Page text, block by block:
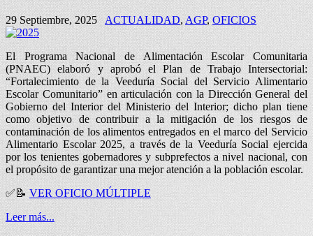
29 Septiembre, 2025 ACTUALIDAD,AGP,OFICIOS
El Programa Nacional de Alimentación Escolar Comunitaria
(PNAEC) elaboró y aprobó el Plan de Trabajo Intersectorial:
“Fortalecimiento de la Veeduría Social del Servicio Alimentario
Escolar Comunitario” en articulación con la Dirección General del
Gobierno del Interior del Ministerio del Interior; dicho plan tiene
como objetivo de contribuir a la mitigación de los riesgos de
contaminación de los alimentos entregados en el marco del Servicio
Alimentario Escolar 2025, a través de la Veeduría Social ejercida
por los tenientes gobernadores y subprefectos a nivel nacional, con
el propósito de garantizar una mejor atención a la población escolar.
✅ 📝VER OFICIO MÚLTIPLE
Leer más...